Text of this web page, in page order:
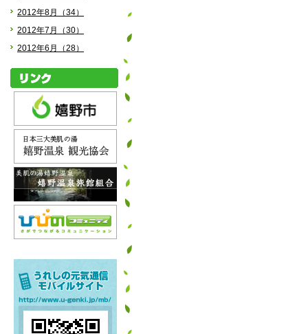
2012年8月（34）
2012年7月（30）
2012年6月（28）